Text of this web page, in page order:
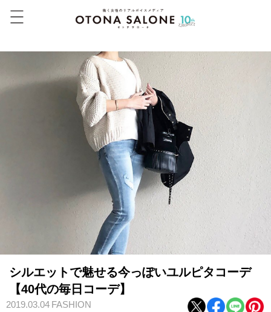
シルエットで魅せる今っぽいユルピタコーデ
【40代の毎日コーデ】
2019.03.04 FASHION